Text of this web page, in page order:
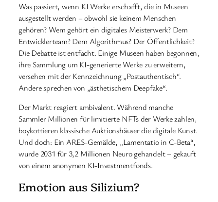
Was passiert, wenn KI Werke erschafft, die in Museen
ausgestellt werden – obwohl sie keinem Menschen
gehören? Wem gehört ein digitales Meisterwerk? Dem
Entwicklerteam? Dem Algorithmus? Der Öffentlichkeit?
Die Debatte ist entfacht. Einige Museen haben begonnen,
ihre Sammlung um KI-generierte Werke zu erweitern,
versehen mit der Kennzeichnung „Postauthentisch“.
Andere sprechen von „ästhetischem Deepfake“.
Der Markt reagiert ambivalent. Während manche
Sammler Millionen für limitierte NFTs der Werke zahlen,
boykottieren klassische Auktionshäuser die digitale Kunst.
Und doch: Ein ARES-Gemälde, „Lamentatio in C-Beta“,
wurde 2031 für 3,2 Millionen Neuro gehandelt – gekauft
von einem anonymen KI-Investmentfonds.
Emotion aus Silizium?